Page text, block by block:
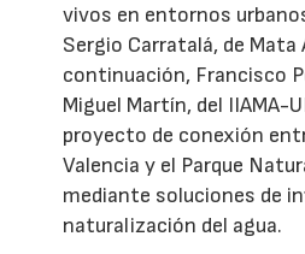
vivos en entornos
Sergio Carratalá, de Mata
continuación, Francisco
Miguel Martín, del IIAMA-
proyecto de conexión
Valencia y el Parque
mediante soluciones de
naturalización del agua.